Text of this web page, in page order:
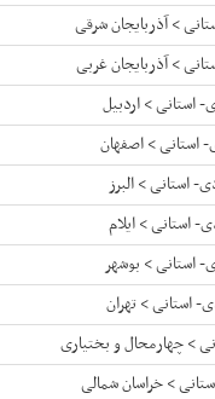
> آذربایجان شرقی
> آذربایجان غربی
استانی > اردبیل
استانی > اصفهان
استانی > البرز
استانی > ایلام
استانی > بوشهر
استانی > تهران
> چهارمحال و بختیاری
> خراسان شمالی